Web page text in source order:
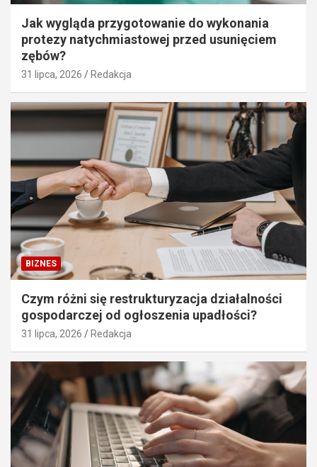
Jak wygląda przygotowanie do wykonania
protezy natychmiastowej przed usunięciem
zębów?
31 lipca, 2026 Redakcja
BIZNES
Czym różni się restrukturyzacja działalności
gospodarczej od ogłoszenia upadłości?
31 lipca, 2026 Redakcja